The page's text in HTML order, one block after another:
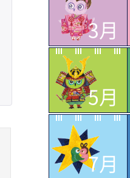
3月
5月
7月